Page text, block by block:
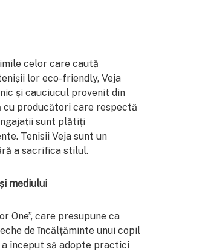
celor care caută
lor eco-friendly, Veja
și cauciucul provenit din
cu producători care respectă
sunt plătiți
Tenisii Veja sunt un
a sacrifica stilul.
mediului
One”, care presupune ca
de încălțăminte unui copil
a început să adopte practici